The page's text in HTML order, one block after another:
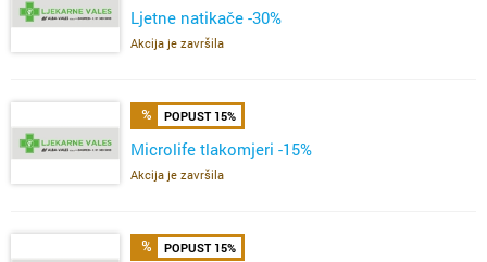
Ljetne natikače -30%
Akcija je završila
POPUST 15%
Microlife tlakomjeri -15%
Akcija je završila
POPUST 15%